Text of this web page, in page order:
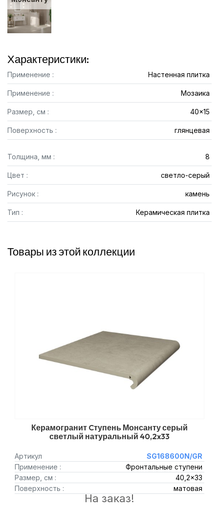
Характеристики:
Применение : Настенная плитка
Применение : Мозаика
Размер, см : 40x15
Поверхность : глянцевая
Толщина, мм : 8
Цвет : светло-серый
Рисунок : камень
Тип : Керамическая плитка
Товары из этой коллекции
Керамогранит Cтупень Монсанту серый
светлый натуральный 40,2x33
Артикул
SG168600N/GR
Применение :
Фронтальные ступени
Размер, см :
40,2x33
Поверхность :
матовая
На заказ!